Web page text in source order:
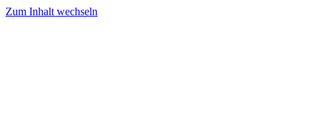
Zum Inhalt wechseln